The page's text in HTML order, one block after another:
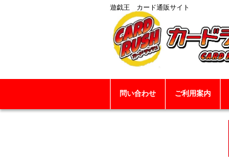
遊戯王 カード通販サイト
問い合わせ ご利用案内